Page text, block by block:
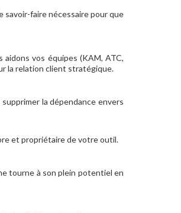
savoir-faire nécessaire pour que
vos équipes (KAM, ATC,
la relation client stratégique.
la dépendance envers
et propriétaire de votre outil.
tourne à son plein potentiel en